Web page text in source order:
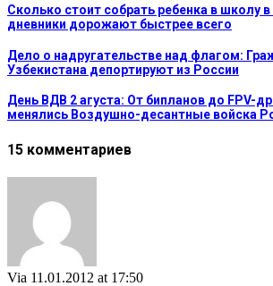
Сколько стоит собрать ребенка в школу
дневники дорожают быстрее всего
Дело о надругательстве над флагом:
Узбекистана депортируют из России
День ВДВ 2 агуста: От бипланов до FPV-
менялись Воздушно-десантные войска
15 комментариев
Via 11.01.2012 at 17:50